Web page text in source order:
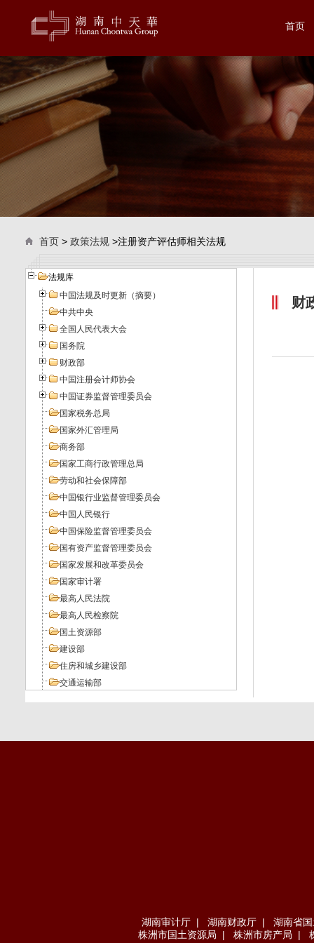
首页
首页> 政策法规>注册资产评估师相关法规
法规库
中国法规及时更新（摘要）
中共中央
全国人民代表大会
国务院
财政部
中国注册会计师协会
中国证券监督管理委员会
国家税务总局
国家外汇管理局
商务部
国家工商行政管理总局
劳动和社会保障部
中国银行业监督管理委员会
中国人民银行
中国保险监督管理委员会
国有资产监督管理委员会
国家发展和改革委员会
国家审计署
最高人民法院
最高人民检察院
国土资源部
建设部
住房和城乡建设部
交通运输部
财
湖南审计厅 | 湖南财政厅 |
湖南省
株洲市国土资源局
| 株洲市房产局 |